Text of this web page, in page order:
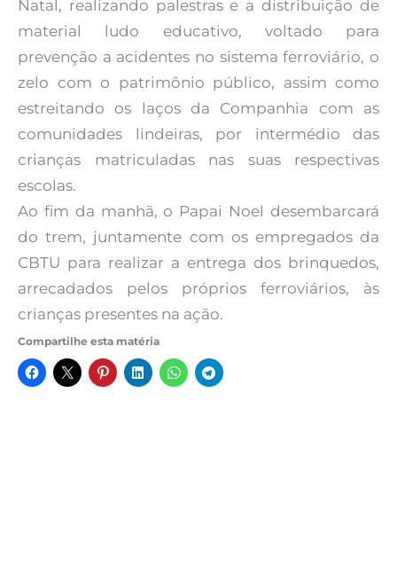
Natal, realizando palestras e a distribuição de
material ludo educativo, voltado para
prevenção a acidentes no sistema ferroviário, o
zelo com o patrimônio público, assim como
estreitando os laços da Companhia com as
comunidades lindeiras, por intermédio das
crianças matriculadas nas suas respectivas
escolas.
Ao fim da manhã, o Papai Noel desembarcará
do trem, juntamente com os empregados da
CBTU para realizar a entrega dos brinquedos,
arrecadados pelos próprios ferroviários, às
crianças presentes na ação.
Compartilhe esta matéria